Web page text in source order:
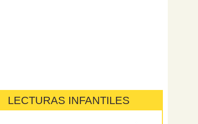
LECTURAS INFANTILES